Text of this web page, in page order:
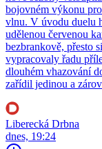
bojovném výkonu
vlnu. V úvodu duelu
udělenou červenou
bezbrankově, přesto
vypracovaly řadu
dlouhém vhazování
zařídil jedinou a
Liberecká Drbna
dnes, 19:24